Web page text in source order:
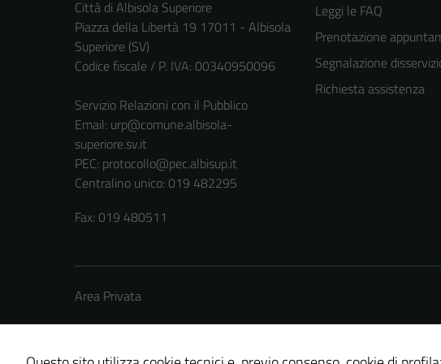
Città di Albisola Superiore
Piazza della Libertà 19 17011 - Albisola
Superiore (SV)
Codice fiscale / P. IVA: 00340950096
Servizio Relazioni con il Pubblico
Email: urp@comune.albisola-
superiore.sv.it
PEC: protocollo@pec.albisup.it
Centralino unico: 019 482295
Fax: 019 480511
Leggi le FAQ
Prenotazione
Segnalazione
Richiesta assistenza
Area Privata